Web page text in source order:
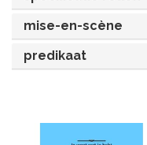
UITGELICHT!
MUSICAL
KERSTTONEEL
PAASTONEEL
mise-en-scène
predikaat